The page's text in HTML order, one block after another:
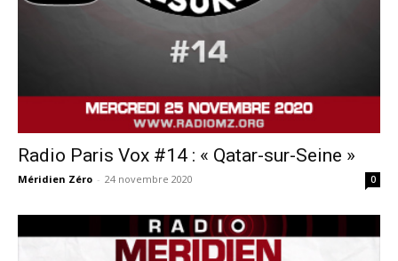
Radio Paris Vox #14 : « Qatar-sur-Seine »
Méridien Zéro - 24 novembre 2020 0